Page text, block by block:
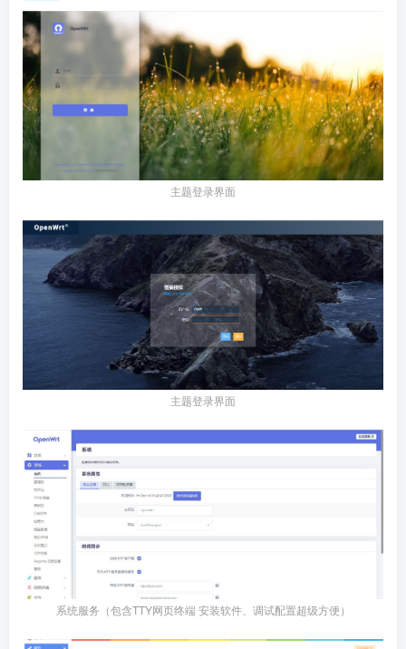
主题登录界面
主题登录界面
系统服务（包含TTY网页终端 安装软件、调试配置超级方便）